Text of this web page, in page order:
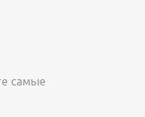
самые